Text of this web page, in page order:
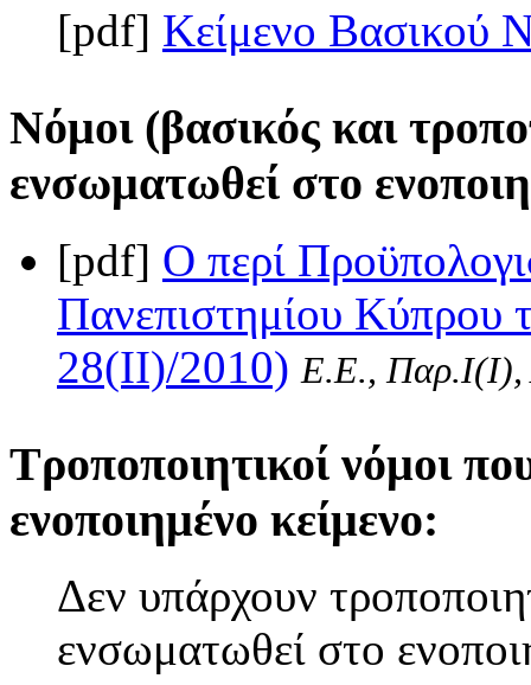
[pdf] Κείμενο Βασικού
Νόμοι (βασικός και
ενσωματωθεί στο
[pdf] Ο περί
Πανεπιστημίου
28(II)/2010) Ε.Ε., Παρ.Ι(I),
Τροποποιητικοί νόμοι
ενοποιημένο κείμενο:
Δεν υπάρχουν
ενσωματωθεί στο